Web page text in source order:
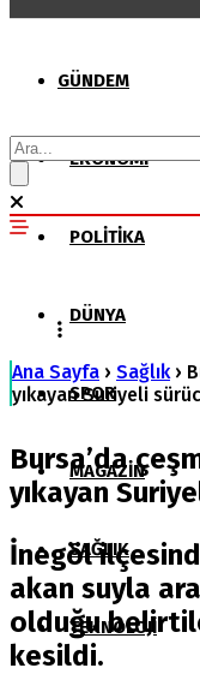
GÜNDEM
EKONOMI
POLITIKA
DÜNYA
SPOR
MAGAZIN
SAĞLIK
TEKNOLOJI
Ana Sayfa › Sağlık›
yıkayan Suriyeli
Bursa’da
yıkayan
İnegöl
akan suyla
olduğu
kesildi.